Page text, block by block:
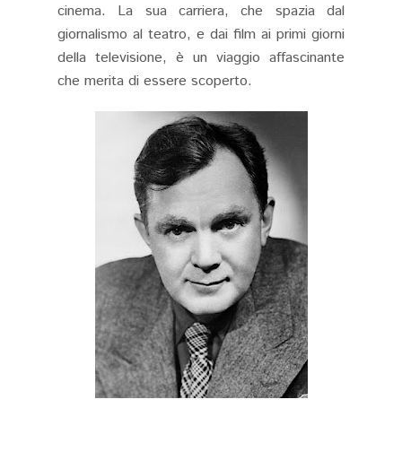
cinema. La sua carriera, che spazia dal
giornalismo al teatro, e dai film ai primi giorni
della televisione, è un viaggio affascinante
che merita di essere scoperto.